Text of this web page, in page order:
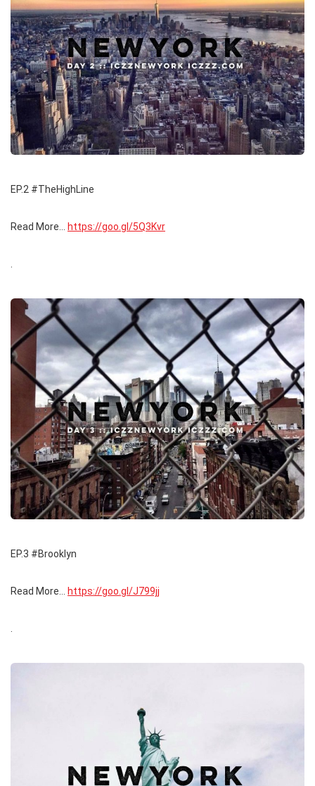
EP.2 #TheHighLine
Read More… https://goo.gl/5Q3Kvr
EP.3 #Brooklyn
Read More… https://goo.gl/J799jj